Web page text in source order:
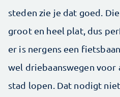
steden zie je dat goed.
groot en heel plat, dus
er is nergens een
wel driebaanswegen voor
stad lopen. Dat nodigt